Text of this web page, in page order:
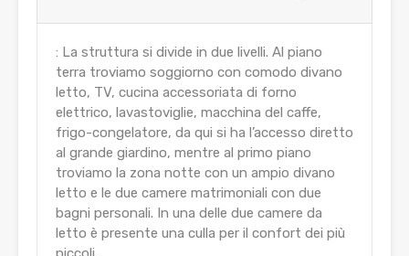
: La struttura si divide in due livelli. Al piano
terra troviamo soggiorno con comodo divano
letto, TV, cucina accessoriata di forno
elettrico, lavastoviglie, macchina del caffe,
frigo-congelatore, da qui si ha l’accesso diretto
al grande giardino, mentre al primo piano
troviamo la zona notte con un ampio divano
letto e le due camere matrimoniali con due
bagni personali. In una delle due camere da
letto è presente una culla per il confort dei più